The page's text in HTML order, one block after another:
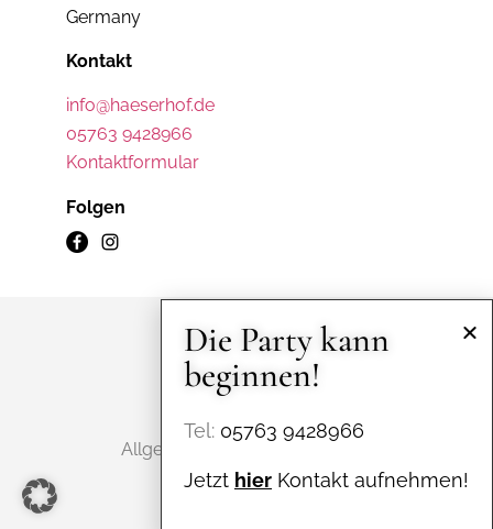
Germany
Kontakt
info@haeserhof.de
05763 9428966
Kontaktformular
Folgen
©2025 Häserhof
Impressum
Allgemeine Geschäftsbedingungen
Die Party kann
beginnen!
Tel: 05763 9428966
Jetzt hier Kontakt aufnehmen!